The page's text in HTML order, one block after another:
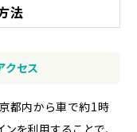
法
クセス
都内から車で約1時
を利用することで、